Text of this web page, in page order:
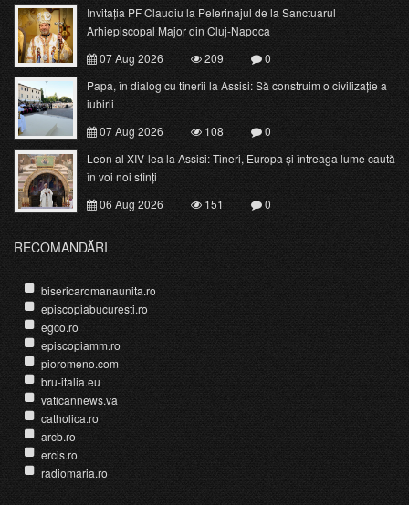
Invitația PF Claudiu la Pelerinajul de la Sanctuarul
Arhiepiscopal Major din Cluj-Napoca
07 Aug 2026
209
0
Papa, în dialog cu tinerii la Assisi: Să construim o civilizație a
iubirii
07 Aug 2026
108
0
Leon al XIV-lea la Assisi: Tineri, Europa și întreaga lume caută
în voi noi sfinți
06 Aug 2026
151 0
RECOMANDĂRI
bisericaromanaunita.ro
episcopiabucuresti.ro
egco.ro
episcopiamm.ro
pioromeno.com
bru-italia.eu
vaticannews.va
catholica.ro
arcb.ro
ercis.ro
radiomaria.ro